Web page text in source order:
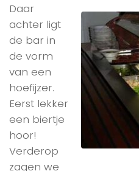
Daar
achter ligt
de bar in
de vorm
van een
hoefijzer.
Eerst lekker
een biertje
hoor!
Verderop
zagen we